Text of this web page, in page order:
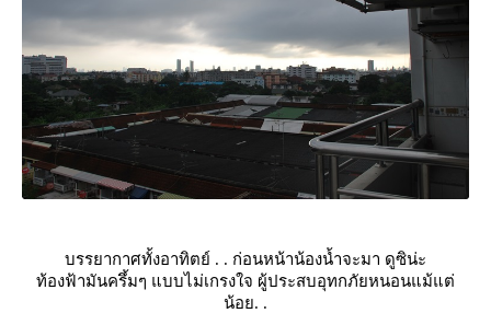
บรรยากาศทั้งอาทิตย์ . . ก่อนหน้าน้องน้ำจะมา ดูซิน่ะ
ท้องฟ้ามันครึ้มๆ แบบไม่เกรงใจ ผู้ประสบอุทกภัยหนอนแม้แต่
น้อย. .